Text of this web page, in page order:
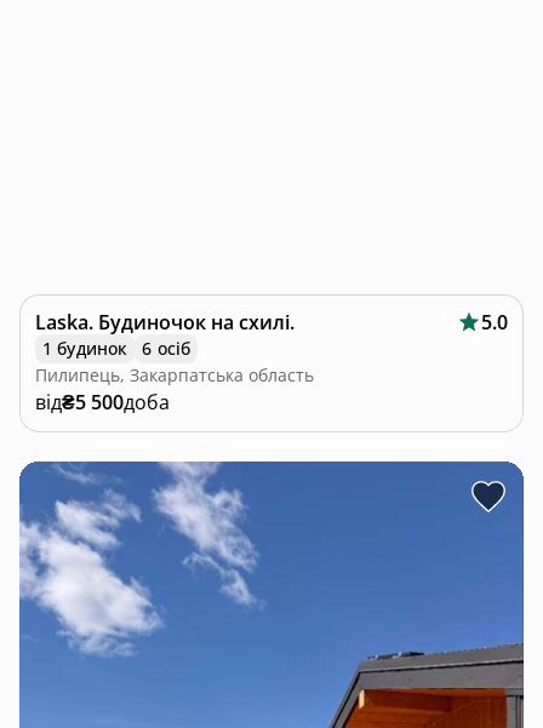
Laska. Будиночок на схилі. 5.0
1 будинок
6 осіб
Пилипець, Закарпатська область
від₴5 500доба